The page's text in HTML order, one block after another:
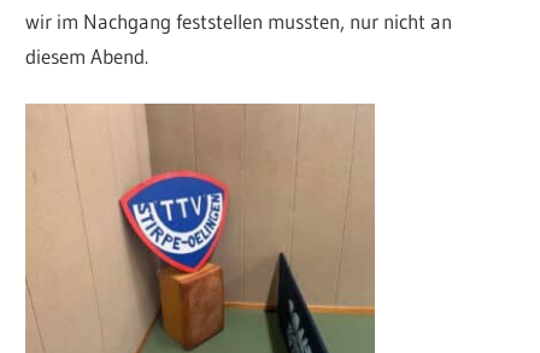
wir im Nachgang feststellen mussten, nur nicht an
diesem Abend.